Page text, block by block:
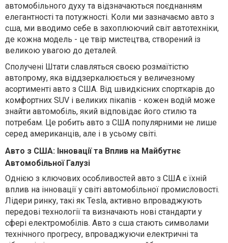
автомобільного духу та відзначаються поєднанням
елегантності та потужності. Коли ми зазначаємо авто з
сша, ми вводимо себе в захоплюючий світ автотехніки,
де кожна модель - це твір мистецтва, створений із
великою увагою до деталей.
Сполучені Штати славляться своєю розмаїтістю
автопрому, яка віддзеркалюється у величезному
асортименті авто з США. Від швидкісних спорткарів до
комфортних SUV і великих пікапів - кожен водій може
знайти автомобіль, який відповідає його стилю та
потребам. Це робить авто з США популярними не лише
серед американців, але і в усьому світі.
Авто з США: Інновації та Вплив на Майбутнє
Автомобільної Галузі
Однією з ключових особливостей авто з США є їхній
вплив на інновації у світі автомобільної промисловості.
Лідери ринку, такі як Tesla, активно впроваджують
передові технології та визначають нові стандарти у
сфері електромобілів. Авто з сша стають символами
технічного прогресу, впроваджуючи електричні та